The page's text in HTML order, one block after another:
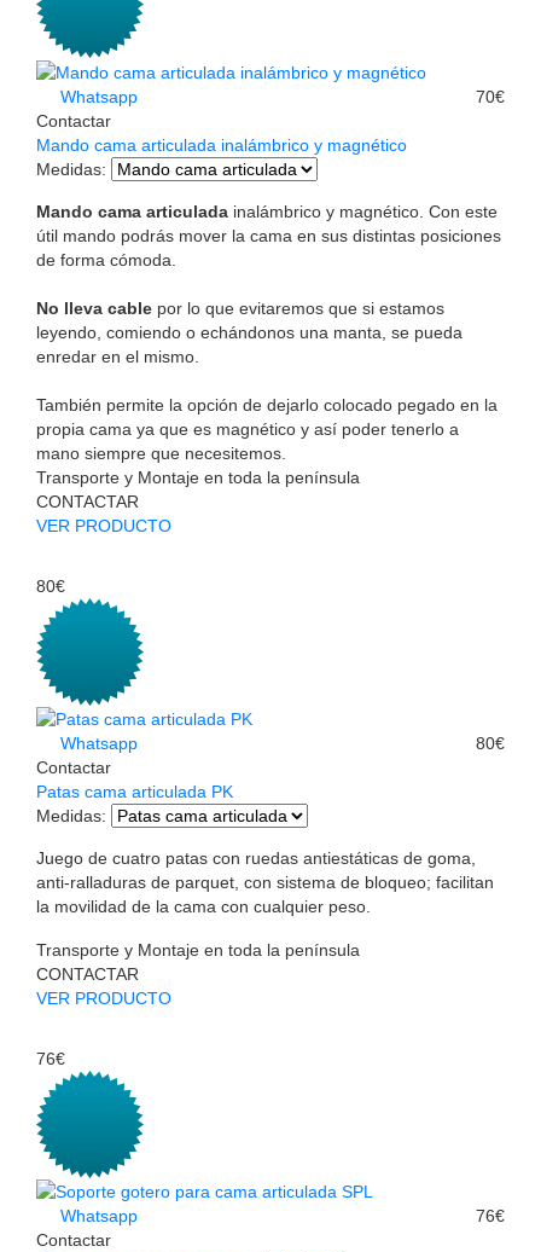
Whatsapp
Contactar
70€
Mando cama articulada inalámbrico y magnético
Medidas:
Mando cama articulada inalámbrico y magnético. Con este
útil mando podrás mover la cama en sus distintas posiciones
de forma cómoda.
No lleva cable por lo que evitaremos que si estamos
leyendo, comiendo o echándonos una manta, se pueda
enredar en el mismo.
También permite la opción de dejarlo colocado pegado en la
propia cama ya que es magnético y así poder tenerlo a
mano siempre que necesitemos.
Transporte y Montaje en toda la península
CONTACTAR
VER PRODUCTO
80€
Whatsapp
Contactar
80€
Patas cama articulada PK
Medidas:
Juego de cuatro patas con ruedas antiestáticas de goma,
anti-ralladuras de parquet, con sistema de bloqueo; facilitan
la movilidad de la cama con cualquier peso.
Transporte y Montaje en toda la península
CONTACTAR
VER PRODUCTO
76€
Whatsapp
Contactar
76€